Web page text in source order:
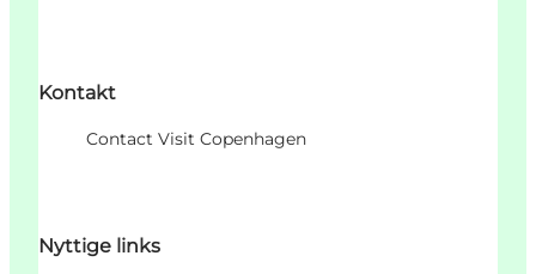
Kontakt
Contact Visit Copenhagen
Nyttige links